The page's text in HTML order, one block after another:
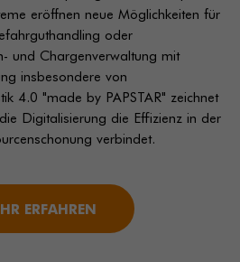
eröffnen neue Möglichkeiten für
oder
und Chargenverwaltung mit
insbesondere von
4.0 "made by PAPSTAR" zeichnet
Digitalisierung die Effizienz in der
verbindet.
ERFAHREN